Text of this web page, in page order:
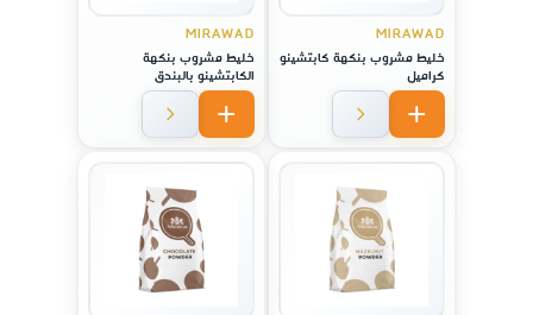
MIRAWAD
خليط مشروب بنكهة كابتشينو
كراميل
MIRAWAD
خليط مشروب بنكهة
الكابتشينو بالبندق